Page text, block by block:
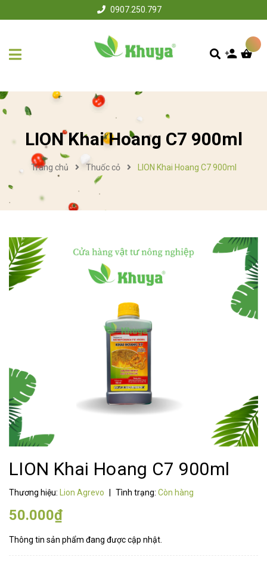
0907.250.797
LION Khai Hoang C7 900ml
Trang chủ Thuốc cỏ LION Khai Hoang C7 900ml
LION Khai Hoang C7 900ml
Thương hiệu: Lion Agrevo Tình trạng: Còn hàng
50.000₫
Thông tin sản phẩm đang được cập nhật.